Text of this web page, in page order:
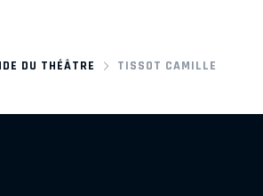
DU THÉÂTRE TISSOT CAMILLE